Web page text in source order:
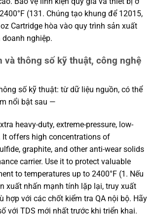
(131. Chúng tạo khung để 12015,
Cartridge hòa vào quy trình sản xuất
nghiệp.
và thông số kỹ thuật, công nghệ
số kỹ thuật: từ dữ liệu nguồn, có thể
nổi bật sau —
heavy-duty, extreme-pressure, low-
offers high concentrations of
graphite, and other anti-wear solids
carrier. Use it to protect valuable
to temperatures up to 2400°F (1. Nếu
xuất nhấn mạnh tính lặp lại, truy xuất
hợp với các chốt kiểm tra QA nội bộ. Hãy
với TDS mới nhất trước khi triển khai.